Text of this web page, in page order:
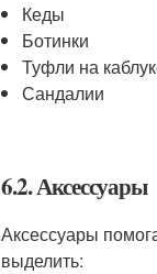
Кеды
Ботинки
Туфли на
Сандалии
6.2. Аксессуары
Аксессуары
выделить: